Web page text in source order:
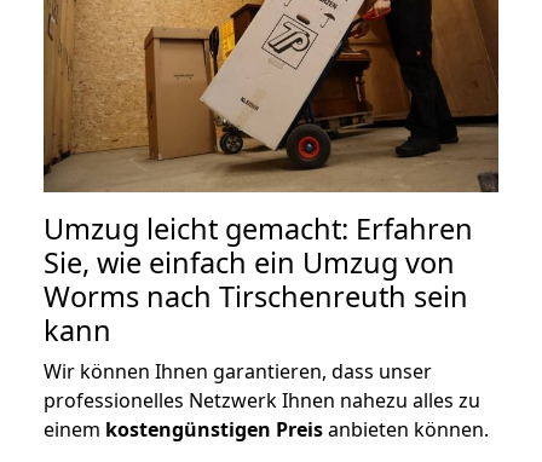
Umzug leicht gemacht: Erfahren
Sie, wie einfach ein Umzug von
Worms nach Tirschenreuth sein
kann
Wir können Ihnen garantieren, dass unser
professionelles Netzwerk Ihnen nahezu alles zu
einem kostengünstigen Preisanbieten können.